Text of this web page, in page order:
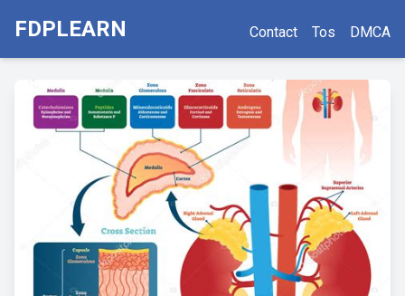
FDPLEARN Contact Tos DMCA